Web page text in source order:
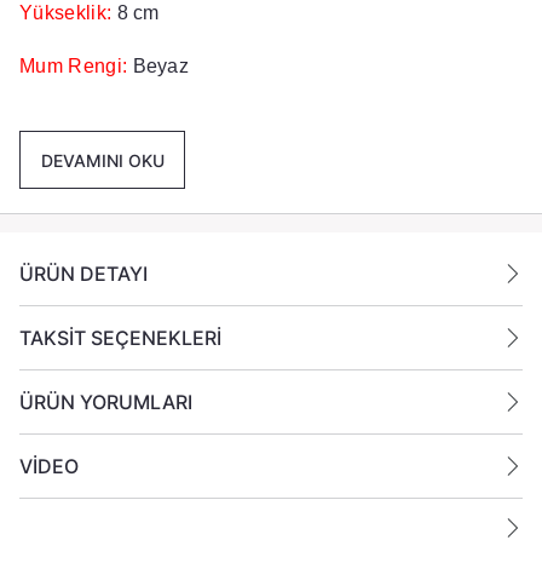
Yükseklik: 8 cm
Mum Rengi: Beyaz
Bardak:Buzlu Beyaz
Ek Bİlgiler :
DEVAMINI OKU
ÜRÜN DETAYI
TAKSİT SEÇENEKLERİ
ÜRÜN YORUMLARI
VİDEO